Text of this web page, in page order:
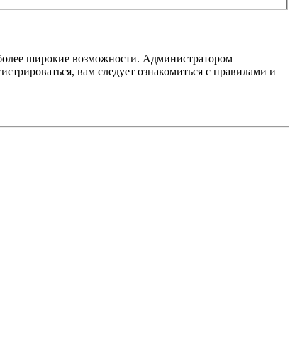
широкие возможности. Администратором
вам следует ознакомиться с правилами и